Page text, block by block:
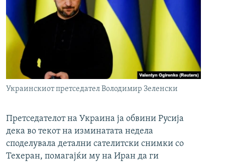
Украинскиот претседател Володимир Зеленски
Претседателот на Украина ја обвини Русија
дека во текот на изминатата недела
споделувала детални сателитски снимки со
Техеран, помагајќи му на Иран да ги